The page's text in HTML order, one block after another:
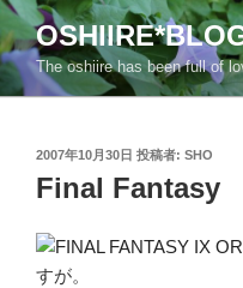
コ
ン
テ
ン
The oshiire has been full of
投
稿
日:
2007年10月30日 投稿者: SHO
Final Fantasy
すが。